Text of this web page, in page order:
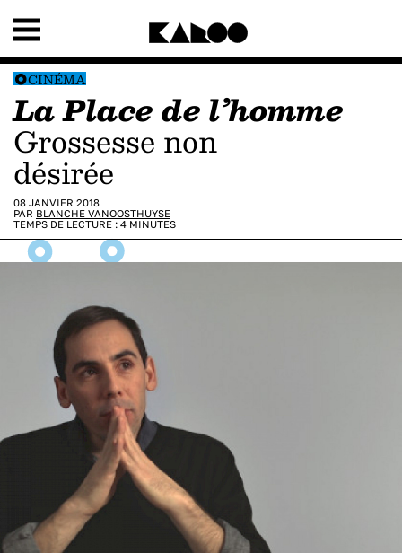
CINÉMA
La Place de l’homme
Grossesse non
désirée
08 JANVIER 2018
PAR BLANCHE VANOOSTHUYSE
TEMPS DE LECTURE : 4 MINUTES